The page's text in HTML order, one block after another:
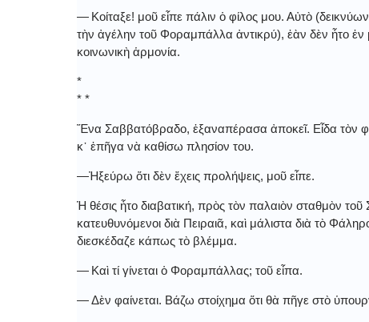
― Κοίταξε! μοῦ εἶπε πάλιν ὁ φίλος μου. Αὐτὸ
τὴν ἀγέλην τοῦ Φοραμπάλλα ἀντικρύ), ἐὰν δὲν ἦτο ἐν
κοινωνικὴ ἁρμονία.
*
* *
Ἕνα Σαββατόβραδο, ἐξαναπέρασα ἀποκεῖ. Εἶδα τὸν
κ᾿ ἐπῆγα νὰ καθίσω πλησίον του.
―Ἠξεύρω ὅτι δὲν ἔχεις προλήψεις, μοῦ εἶπε.
Ἡ θέσις ἦτο διαβατική, πρὸς τὸν παλαιὸν σταθμὸν
κατευθυνόμενοι διὰ Πειραιᾶ, καὶ μάλιστα διὰ τὸ
διεσκέδαζε κάπως τὸ βλέμμα.
― Καὶ τί γίνεται ὁ Φοραμπάλλας; τοῦ εἶπα.
― Δὲν φαίνεται. Βάζω στοίχημα ὅτι θὰ πῆγε στὸ